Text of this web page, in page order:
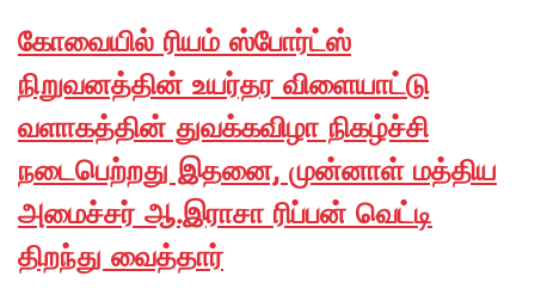
கோவையில் ரியம் ஸ்போர்ட்ஸ்
நிறுவனத்தின் உயர்தர விளையாட்டு
வளாகத்தின் துவக்கவிழா நிகழ்ச்சி
நடைபெற்றது இதனை, முன்னாள் மத்திய
அமைச்சர் ஆ.இராசா ரிப்பன் வெட்டி
திறந்து வைத்தார்